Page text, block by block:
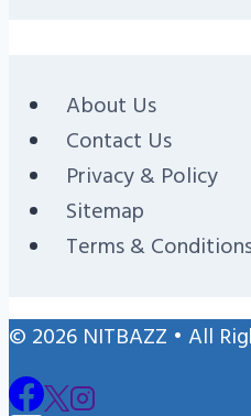
About Us
Contact Us
Privacy & Policy
Sitemap
Terms &
© 2026 NITBAZZ • All